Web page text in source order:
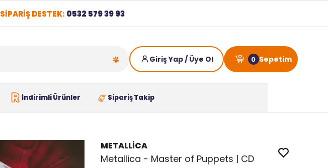
SİPARİŞ DESTEK: 0532 579 39 93
İndirimli Ürünler Sipariş Takip
0
METALLİCA
Metallica - Master of Puppets | CD